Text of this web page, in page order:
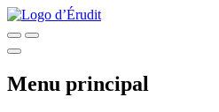
Menu principal